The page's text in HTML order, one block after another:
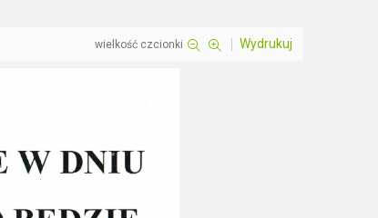
wielkość czcionki Wydrukuj